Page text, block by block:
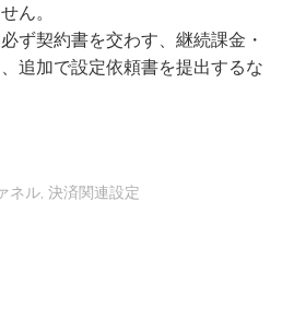
ん。
ず契約書を交わす、継続課金・
追加で設定依頼書を提出するな
ネル 決済関連設定